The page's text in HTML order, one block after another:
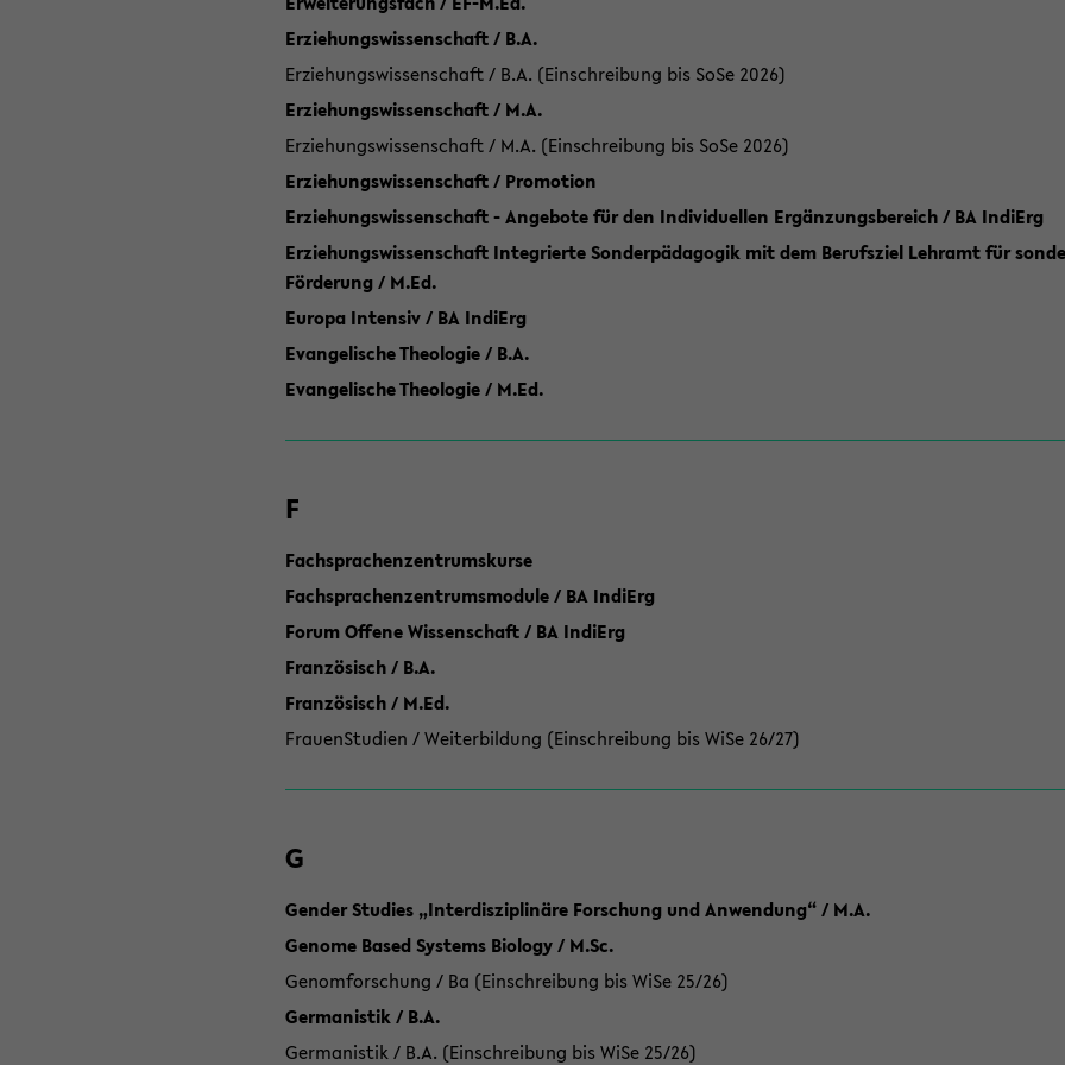
Erziehungswissenschaft / B.A.
Erziehungswissenschaft / B.A. (Einschreibung bis SoSe 2026)
Erziehungswissenschaft / M.A.
Erziehungswissenschaft / M.A. (Einschreibung bis SoSe 2026)
Erziehungswissenschaft / Promotion
Erziehungswissenschaft - Angebote für den Individuellen Ergänzungsbereich / BA IndiErg
Erziehungswissenschaft Integrierte Sonderpädagogik mit dem Berufsziel Lehramt für
Förderung / M.Ed.
Europa Intensiv / BA IndiErg
Evangelische Theologie / B.A.
Evangelische Theologie / M.Ed.
F
Fachsprachenzentrumskurse
Fachsprachenzentrumsmodule / BA IndiErg
Forum Offene Wissenschaft / BA IndiErg
Französisch / B.A.
Französisch / M.Ed.
FrauenStudien / Weiterbildung (Einschreibung bis WiSe 26/27)
G
Gender Studies „Interdisziplinäre Forschung und Anwendung“ / M.A.
Genome Based Systems Biology / M.Sc.
Genomforschung / Ba (Einschreibung bis WiSe 25/26)
Germanistik / B.A.
Germanistik / B.A. (Einschreibung bis WiSe 25/26)